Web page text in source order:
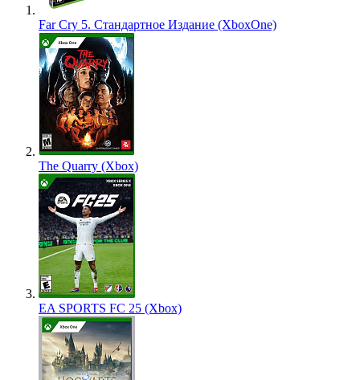
Far Cry 5. Стандартное Издание (XboxOne)
The Quarry (Xbox)
EA SPORTS FC 25 (Xbox)